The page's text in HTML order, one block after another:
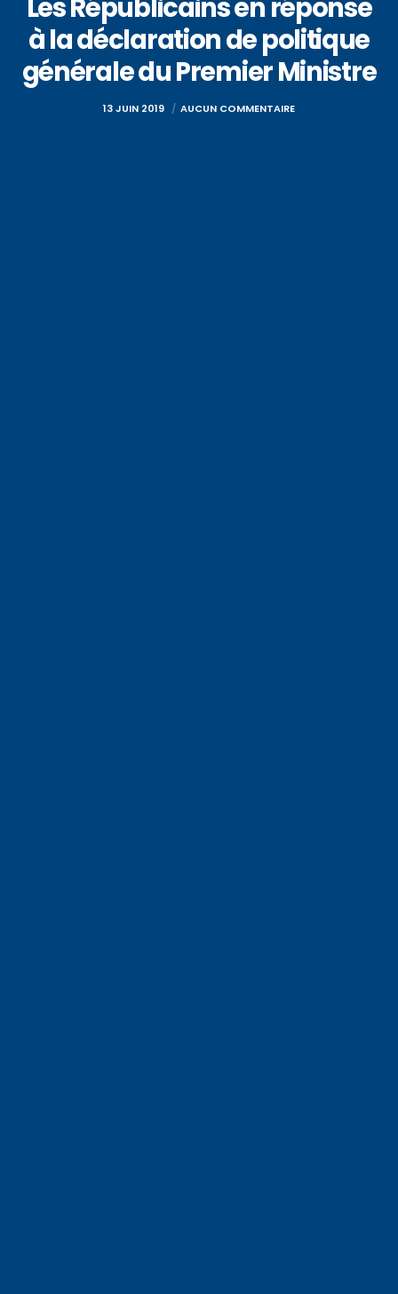
Les Républicains en réponse
à la déclaration de politique
générale du Premier Ministre
13 JUIN 2019 AUCUN COMMENTAIRE